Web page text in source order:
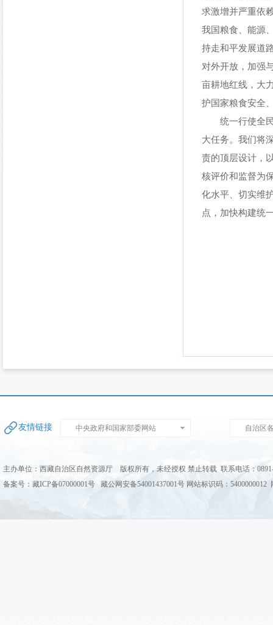
求激增并严重依
我国粮食、能源
持走和平发展道
对外开放，加强
亩耕地红线，大
护国家粮食安全
统一行使全民
大任务。我们将
责的顶层设计，
核评价和监督为
化水平、切实维
点，加快构建统
友情链接 中央政府和国家部委网站 自治区
主办单位：西藏自治区自然资源厅 版权所有，未经授权 禁止转载 联系电话：
备案号：藏ICP备07000001号 藏公网安备54001437001号 网站标识码：5400000012